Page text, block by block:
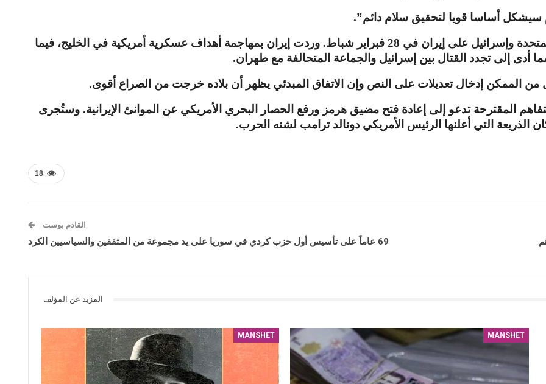
سيشكل أساسا قويا لتحقيق سلام دائم”.
وإسرائيل على إيران في 28 فبراير شباط. وردت إيران بمهاجمة أهداف عسكرية أمريكية في الخليج، فيما
أدى إلى تجدد القتال بين إسرائيل والجماعة المتحالفة مع طهران.
من الممكن إدخال تعديلات على النص وإن الاتفاق المبدئي يظهر أن بلاده خرجت من الصراع أقوى.
المقترحة تدعو إلى إعادة فتح مضيق هرمز ورفع الحصار البحري الأمريكي عن الموانئ الإيرانية. وستُجرى
الذريعة التي أعلنها الرئيس الأمريكي دونالد ترامب لشنه الحرب.
18
القادم بوست
69 عاماً على تأسيس أول حزب كردي في سوريا على يد مجموعة من المثقفين والسياسيين الكرد
المزيد عن المؤلف
MANSHET
MANSHET